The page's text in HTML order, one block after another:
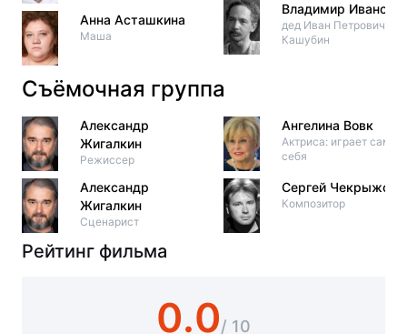
Анна Асташкина
Маша
Владимир Иванов
дед Иван Петрович
Кашубин
Съёмочная группа
Александр
Жигалкин
Режиссер
Александр
Жигалкин
Сценарист
Ангелина Вовк
Актриса: играет саму
себя
Сергей Чекрыжов
Композитор
Рейтинг фильма
0.0/ 10